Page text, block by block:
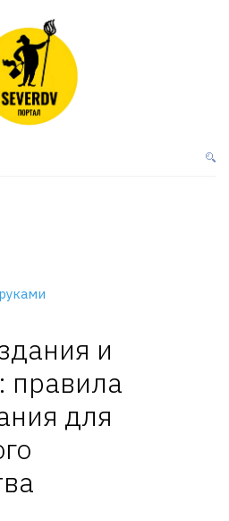
и
правила
для